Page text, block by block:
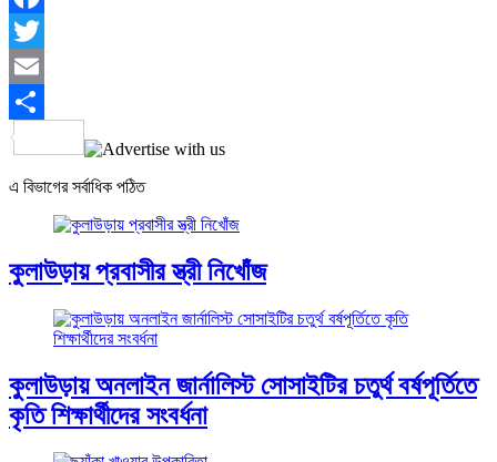
Facebook
Twitter
Email
Share
এ বিভাগের সর্বাধিক পঠিত
কুলাউড়ায় প্রবাসীর স্ত্রী নিখোঁজ
কুলাউড়ায় অনলাইন জার্নালিস্ট সোসাইটির চতুর্থ বর্ষপূর্তিতে
কৃতি শিক্ষার্থীদের সংবর্ধনা